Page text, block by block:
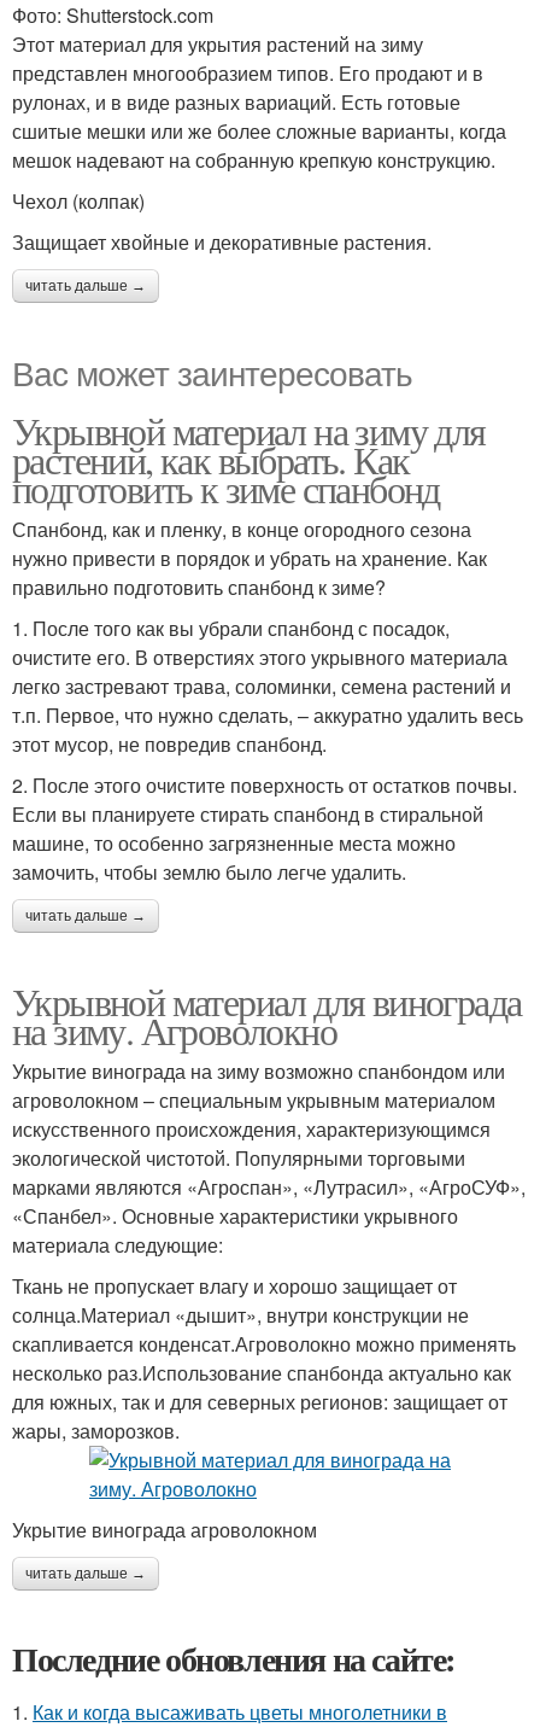
Фото: Shutterstock.com
Этот материал для укрытия растений на зиму
представлен многообразием типов. Его продают и в
рулонах, и в виде разных вариаций. Есть готовые
сшитые мешки или же более сложные варианты, когда
мешок надевают на собранную крепкую конструкцию.
Чехол (колпак)
Защищает хвойные и декоративные растения.
читать дальше →
Вас может заинтересовать
Укрывной материал на зиму для
растений, как выбрать. Как
подготовить к зиме спанбонд
Спанбонд, как и пленку, в конце огородного сезона
нужно привести в порядок и убрать на хранение. Как
правильно подготовить спанбонд к зиме?
1. После того как вы убрали спанбонд с посадок,
очистите его. В отверстиях этого укрывного материала
легко застревают трава, соломинки, семена растений и
т.п. Первое, что нужно сделать, – аккуратно удалить весь
этот мусор, не повредив спанбонд.
2. После этого очистите поверхность от остатков почвы.
Если вы планируете стирать спанбонд в стиральной
машине, то особенно загрязненные места можно
замочить, чтобы землю было легче удалить.
читать дальше →
Укрывной материал для винограда
на зиму. Агроволокно
Укрытие винограда на зиму возможно спанбондом или
агроволокном – специальным укрывным материалом
искусственного происхождения, характеризующимся
экологической чистотой. Популярными торговыми
марками являются «Агроспан», «Лутрасил», «АгроСУФ»,
«Спанбел». Основные характеристики укрывного
материала следующие:
Ткань не пропускает влагу и хорошо защищает от
солнца.Материал «дышит», внутри конструкции не
скапливается конденсат.Агроволокно можно применять
несколько раз.Использование спанбонда актуально как
для южных, так и для северных регионов: защищает от
жары, заморозков.
Укрытие винограда агроволокном
читать дальше →
Последние обновления на сайте:
1. Как и когда высаживать цветы многолетники в